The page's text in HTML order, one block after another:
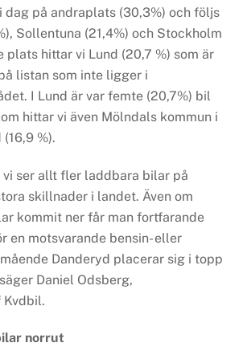
dag på andraplats (30,3%) och följs
Sollentuna (21,4%) och Stockholm
plats hittar vi Lund (20,7 %) som är
listan som inte ligger i
I Lund är var femte (20,7%) bil
hittar vi även Mölndals kommun i
%).
vi ser allt fler laddbara bilar på
skillnader i landet. Även om
kommit ner får man fortfarande
en motsvarande bensin- eller
Danderyd placerar sig i topp
Daniel Odsberg,
norrut